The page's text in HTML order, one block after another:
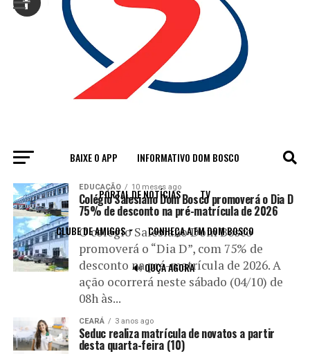
BAIXE O APP INFORMATIVO DOM BOSCO
PORTAL DE NOTÍCIAS TV
CLUBE DE AMIGOS CONHEÇA A FM DOM BOSCO
🔊 OUÇA AGORA
All posts tagged "novatos"
EDUCAÇÃO 10 meses ago
Colégio Salesiano Dom Bosco promoverá o Dia D
75% de desconto na pré-matrícula de 2026
O colégio Salesiano Dom Bosco
promoverá o “Dia D”, com 75% de
desconto na pré-matrícula de 2026. A
ação ocorrerá neste sábado (04/10) de
08h às...
CEARÁ 3 anos ago
Seduc realiza matrícula de novatos a partir
desta quarta-feira (10)